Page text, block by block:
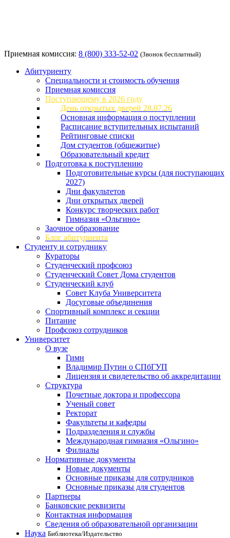
Приемная комиссия: 8 (800) 333-52-02 (Звонок бесплатный)
Абитуриенту
Специальности и стоимость обучения
Приемная комиссия
Поступающему в 2026 году
День открытых дверей 28.07.26
Основная информация о поступлении
Расписание вступительных испытаний
Рейтинговые списки
Дом студентов (общежитие)
Образовательный кредит
Подготовка к поступлению
Подготовительные курсы (для поступающих
2027)
Дни факультетов
Дни открытых дверей
Конкурс творческих работ
Гимназия «Ольгино»
Заочное образование
Блог абитуриента
Студенту и сотруднику
Кураторы
Студенческий профсоюз
Студенческий Совет Дома студентов
Студенческий клуб
Совет Клуба Университета
Досуговые объединения
Спортивный комплекс и секции
Питание
Профсоюз сотрудников
Университет
О вузе
Гимн
Владимир Путин о СПбГУП
Лицензия и свидетельство об аккредитации
Структура
Почетные доктора и профессора
Ученый совет
Ректорат
Факультеты и кафедры
Подразделения и службы
Международная гимназия «Ольгино»
Филиалы
Нормативные документы
Новые документы
Основные приказы для сотрудников
Основные приказы для студентов
Партнеры
Банковские реквизиты
Контактная информация
Сведения об образовательной организации
Наука Библиотека/Издательство